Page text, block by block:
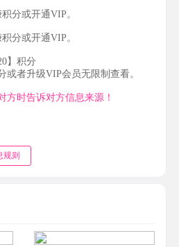
分或开通VIP。
分或开通VIP。
】积分
或者升级VIP会员无限制查看。
方时告诉对方信息来源！
规则